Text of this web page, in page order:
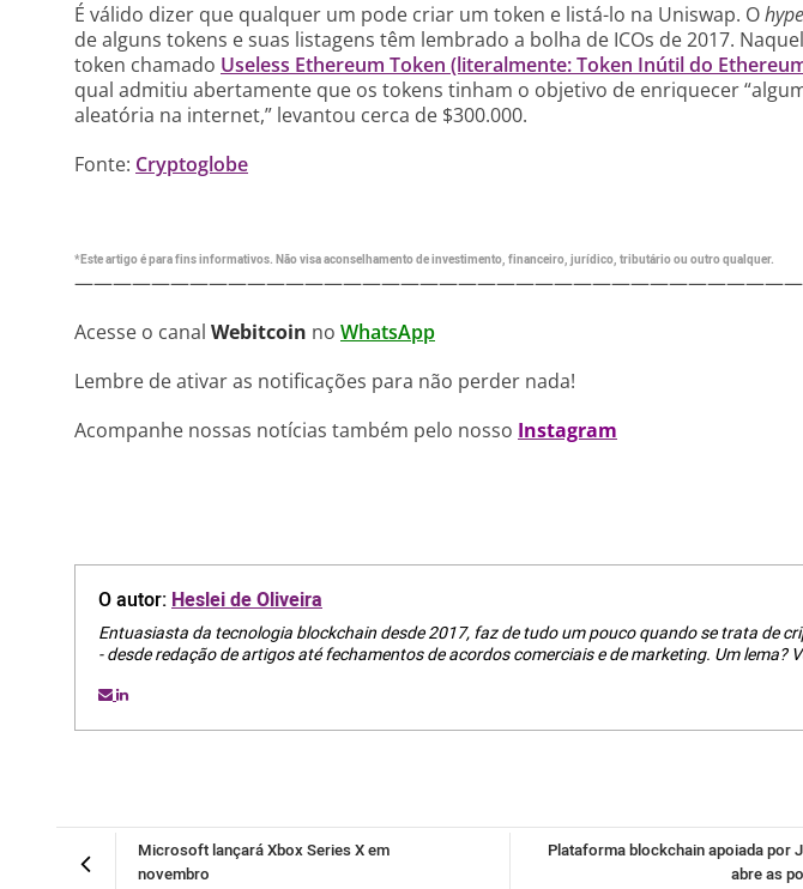
É válido dizer que qualquer um pode criar um token e listá-lo na Uniswap. Ohype
de alguns tokens e suas listagens têm lembrado a bolha de ICOs de 2017.
token chamado Useless Ethereum Token (literalmente: Token Inútil do
qual admitiu abertamente que os tokens tinham o objetivo de enriquecer
aleatória na internet,” levantou cerca de $300.000.
Fonte: Cryptoglobe
*Este artigo é para fins informativos. Não visa aconselhamento de investimento, financeiro, jurídico, tributário ou outro qualquer.
Acesse o canal Webitcoin no WhatsApp
Lembre de ativar as notificações para não perder nada!
Acompanhe nossas notícias também pelo nosso Instagram
O autor:Heslei de Oliveira
Entuasiasta da tecnologia blockchain desde 2017, faz de tudo um pouco quando se trata de
- desde redação de artigos até fechamentos de acordos comerciais e de marketing. Um lema?
Plataforma blockchain apoiada por
abre as
Microsoft lançará Xbox Series X em
novembro